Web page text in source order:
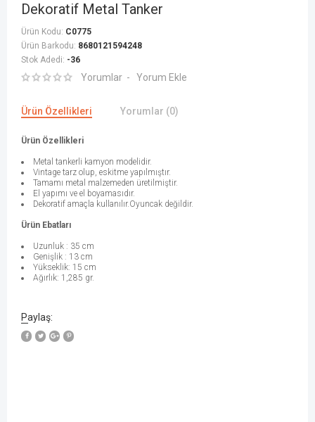
Dekoratif Metal Tanker
Ürün Kodu: C0775
Ürün Barkodu: 8680121594248
Stok Adedi: -36
Yorumlar Yorum Ekle
Ürün Özellikleri Yorumlar (0)
Ürün Özellikleri
Metal tankerli kamyon modelidir.
Vintage tarz olup, eskitme yapılmıştır.
Tamamı metal malzemeden üretilmiştir.
El yapımı ve el boyamasıdır.
Dekoratif amaçla kullanılır.Oyuncak değildir.
Ürün Ebatları
Uzunluk : 35 cm
Genişlik : 13 cm
Yükseklik: 15 cm
Ağırlık: 1,285 gr.
Paylaş: